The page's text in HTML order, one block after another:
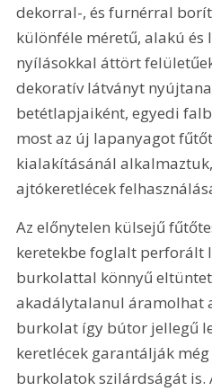
dekorral-, és furnérral
különféle méretű, alakú és
nyílásokkal áttört
dekoratív látványt
betétlapjaiként, egyedi
most az új lapanyagot
kialakításánál
ajtókeretlécek
Az előnytelen külsejű
keretekbe foglalt perforált
burkolattal könnyű
akadálytalanul áramolhat
burkolat így bútor jellegű
keretlécek garantálják
burkolatok szilárdságát is.